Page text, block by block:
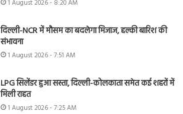
1 August 2026 - 8:20 AM
दिल्ली-NCR में मौसम का बदलेगा मिजाज, हल्की बारिश की
संभावना
1 August 2026 - 7:51 AM
LPG सिलेंडर हुआ सस्ता, दिल्ली-कोलकाता समेत कई शहरों में
मिली राहत
1 August 2026 - 7:25 AM